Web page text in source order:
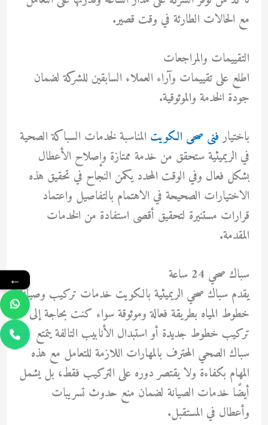
مع الحالات الطارئة في وقت قصير.
التقييمات والمراجعات
اطلع على تقييمات وآراء العملاء السابقين للشركة لضمان
جودة الخدمة والموثوقية.
باختيارفنى صحى الكويت المناسبة لخدمات السباكة الصحية
في الريميثية ستحقق من خدمة ممتازة وإصلاح الأعطال
بشكل فعال وفي الوقت المحدد يكمن النجاح في تحقيق هذه
الاختيارات الصحيحة في الاهتمام بالتفاصيل واعتماد
قرارات مستنيرة لتحقيق أقصى استفادة من الخدمات
المقدمة.
سباك صحي 24 ساعة
يقدم سباك صحي الريميثية بالكويت خدمات تركيب وصيانة
خطوط المياه بطريقة فعالة وموثوقة سواء كنت بحاجة إلى
تركيب خطوط جديدة أو استبدال الأنابيب التالفة يتمتع
سباك الصحي المحترف بالمهارات اللازمة للتعامل مع هذه
المهام بكفاءة ولا يقتصر دوره على التركيب فقط، بل يشمل
أيضًا خدمات الصيانة لضمان منع حدوث تسريبات
وأعطال في المستقبل.
←